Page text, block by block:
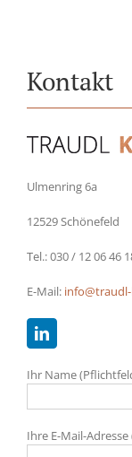
Kontakt
Ulmenring 6a
12529 Schönefeld
Tel.: 030 / 12 06 46
E-Mail:
Ihr Name
Ihre E-Mail-